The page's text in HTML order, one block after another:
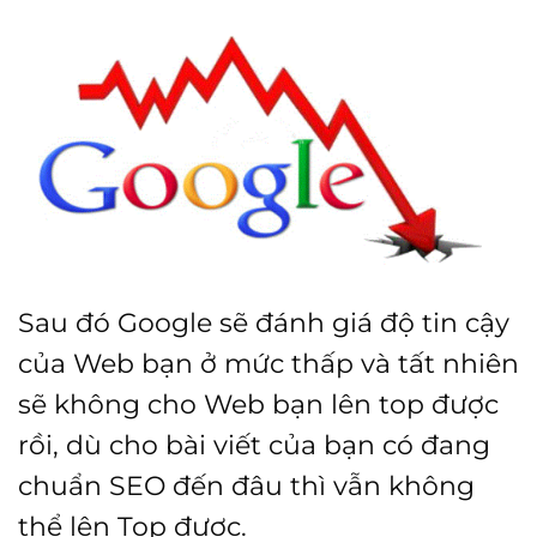
Sau đó Google sẽ đánh giá độ tin cậy
của Web bạn ở mức thấp và tất nhiên
sẽ không cho Web bạn lên top được
rồi, dù cho bài viết của bạn có đang
chuẩn SEO đến đâu thì vẫn không
thể lên Top được.